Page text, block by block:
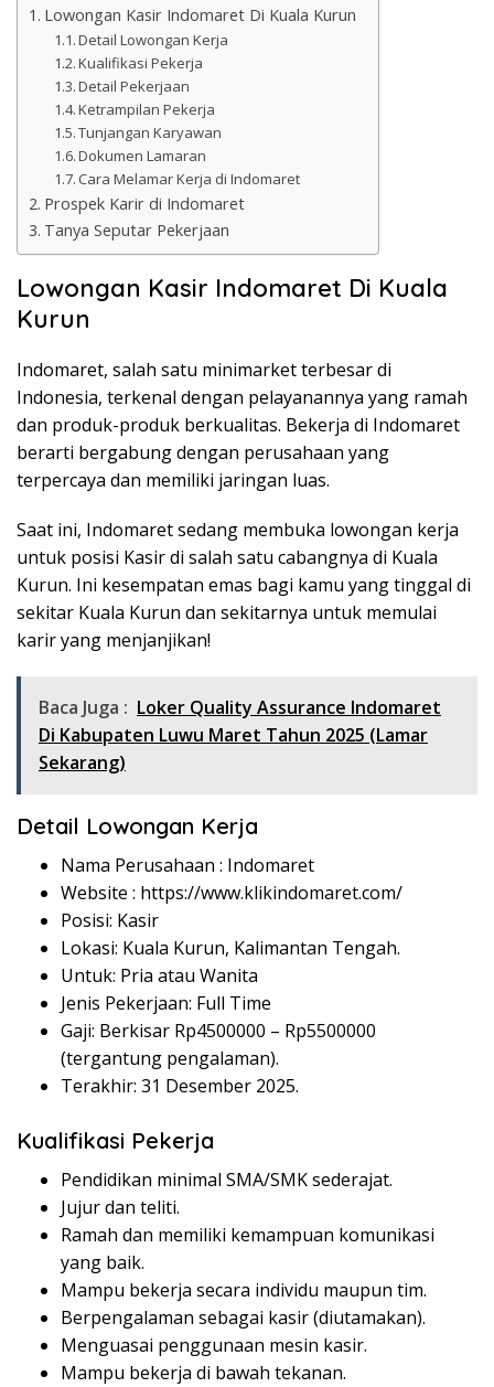
Lowongan Kasir Indomaret Di Kuala Kurun
Detail Lowongan Kerja
Kualifikasi Pekerja
Detail Pekerjaan
Ketrampilan Pekerja
Tunjangan Karyawan
Dokumen Lamaran
Cara Melamar Kerja di Indomaret
Prospek Karir di Indomaret
Tanya Seputar Pekerjaan
Lowongan Kasir Indomaret Di Kuala
Kurun
Indomaret, salah satu minimarket terbesar di
Indonesia, terkenal dengan pelayanannya yang ramah
dan produk-produk berkualitas. Bekerja di Indomaret
berarti bergabung dengan perusahaan yang
terpercaya dan memiliki jaringan luas.
Saat ini, Indomaret sedang membuka lowongan kerja
untuk posisi Kasir di salah satu cabangnya di Kuala
Kurun. Ini kesempatan emas bagi kamu yang tinggal di
sekitar Kuala Kurun dan sekitarnya untuk memulai
karir yang menjanjikan!
Baca Juga : Loker Quality Assurance Indomaret
Di Kabupaten Luwu Maret Tahun 2025 (Lamar
Sekarang)
Detail Lowongan Kerja
Nama Perusahaan : Indomaret
Website : https://www.klikindomaret.com/
Posisi: Kasir
Lokasi: Kuala Kurun, Kalimantan Tengah.
Untuk: Pria atau Wanita
Jenis Pekerjaan: Full Time
Gaji: Berkisar Rp4500000 – Rp5500000
(tergantung pengalaman).
Terakhir: 31 Desember 2025.
Kualifikasi Pekerja
Pendidikan minimal SMA/SMK sederajat.
Jujur dan teliti.
Ramah dan memiliki kemampuan komunikasi
yang baik.
Mampu bekerja secara individu maupun tim.
Berpengalaman sebagai kasir (diutamakan).
Menguasai penggunaan mesin kasir.
Mampu bekerja di bawah tekanan.